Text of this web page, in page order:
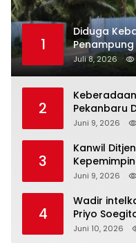
1
Diduga
Soroti
Kampar
Juli 8, 2026
2
Pekanbaru
Warga
Juni 9, 2026
3
Kanwil
Sianturi
Juni 9, 2026
4
Wadir
Priyo
Selamatkan
Juni 10, 2026